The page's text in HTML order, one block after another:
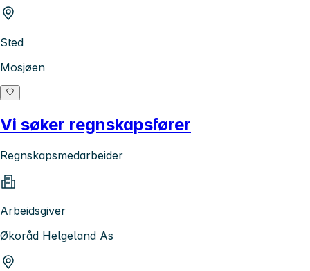
Sted
Mosjøen
Vi søker regnskapsfører
Regnskapsmedarbeider
Arbeidsgiver
Økoråd Helgeland As